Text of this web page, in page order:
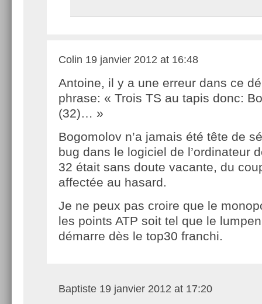
Colin 19 janvier 2012 at 16:48
Antoine, il y a une erreur dans ce
phrase: « Trois TS au tapis donc:
(32)… »
Bogomolov n’a jamais été tête de
bug dans le logiciel de l’ordinateur
32 était sans doute vacante, du
affectée au hasard.
Je ne peux pas croire que le
les points ATP soit tel que le
démarre dès le top30 franchi.
Baptiste 19 janvier 2012 at 17:20